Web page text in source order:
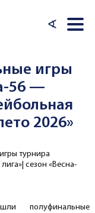
∢
игры
56 —
2026»
турнира
сезон «Весна-
полуфинальные